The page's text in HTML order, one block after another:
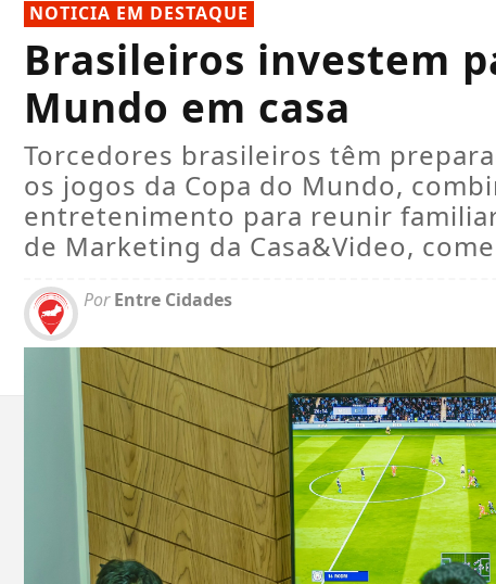
NOTICIA EM DESTAQUE
Brasileiros investem
Mundo em casa
Torcedores brasileiros têm
os jogos da Copa do Mundo,
entretenimento para reunir
de Marketing da Casa&Video,
PorEntre Cidades